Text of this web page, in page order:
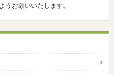
うお願いいたします。